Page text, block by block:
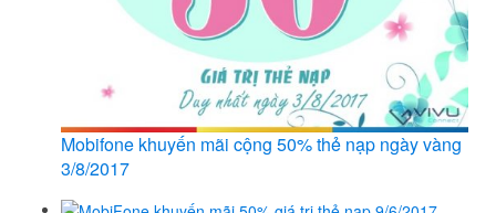
Mobifone khuyến mãi cộng 50% thẻ nạp ngày vàng
3/8/2017